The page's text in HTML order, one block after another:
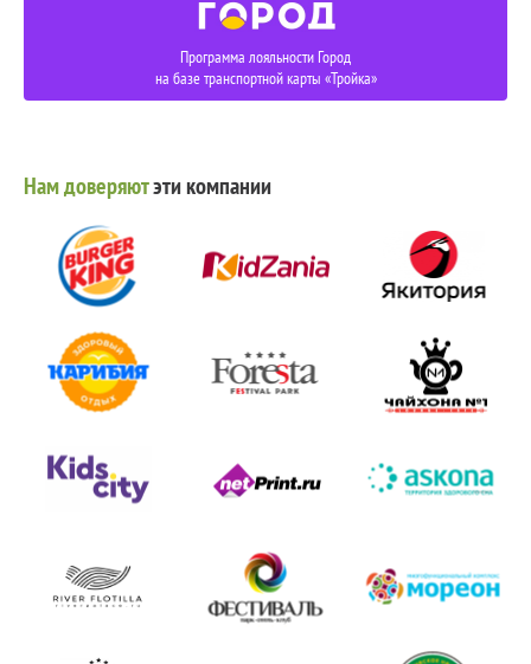
Программа лояльности Город
на базе транспортной карты «Тройка»
Нам доверяютэти компании